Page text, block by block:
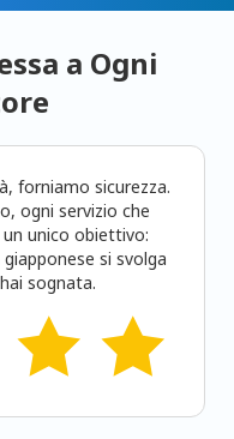
a Ogni
forniamo sicurezza.
ogni servizio che
unico obiettivo:
si svolga
sognata.